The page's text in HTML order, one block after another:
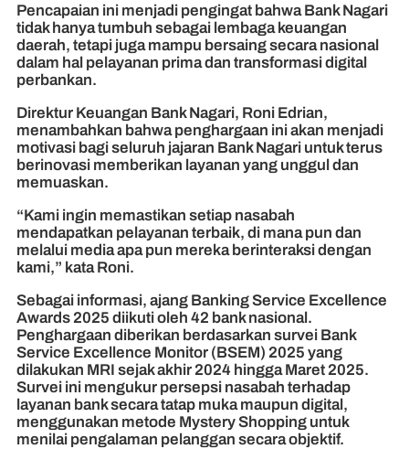
Pencapaian ini menjadi pengingat bahwa Bank Nagari
tidak hanya tumbuh sebagai lembaga keuangan
daerah, tetapi juga mampu bersaing secara nasional
dalam hal pelayanan prima dan transformasi digital
perbankan.
Direktur Keuangan Bank Nagari, Roni Edrian,
menambahkan bahwa penghargaan ini akan menjadi
motivasi bagi seluruh jajaran Bank Nagari untuk terus
berinovasi memberikan layanan yang unggul dan
memuaskan.
“Kami ingin memastikan setiap nasabah
mendapatkan pelayanan terbaik, di mana pun dan
melalui media apa pun mereka berinteraksi dengan
kami,” kata Roni.
Sebagai informasi, ajang Banking Service Excellence
Awards 2025 diikuti oleh 42 bank nasional.
Penghargaan diberikan berdasarkan survei Bank
Service Excellence Monitor (BSEM) 2025 yang
dilakukan MRI sejak akhir 2024 hingga Maret 2025.
Survei ini mengukur persepsi nasabah terhadap
layanan bank secara tatap muka maupun digital,
menggunakan metode Mystery Shopping untuk
menilai pengalaman pelanggan secara objektif.